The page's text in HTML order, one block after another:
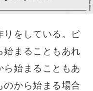
りをしている。ピ
始まることもあれ
ら始まることもあ
のから始まる場合